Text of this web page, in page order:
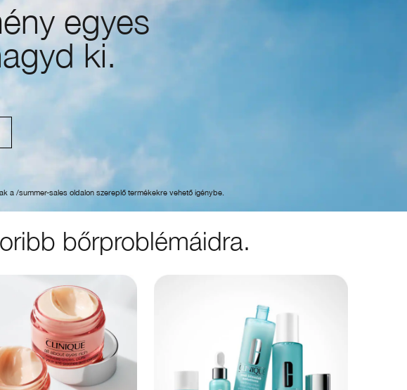
egyes
ki.
a /summer-sales oldalon szereplő termékekre vehető igénybe.
bőrproblémáidra.